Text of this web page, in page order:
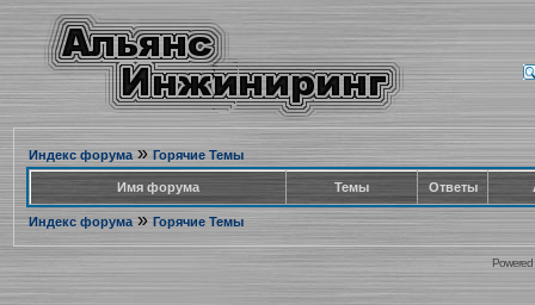
Индекс форума» Горячие Темы
Имя форума Темы Ответы
Индекс форума» Горячие Темы